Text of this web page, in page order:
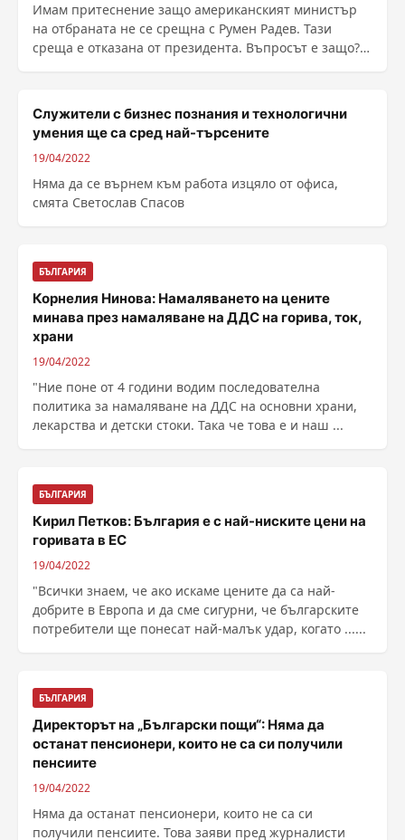
Имам притеснение защо американският министър
на отбраната не се срещна с Румен Радев. Тази
среща е отказана от президента. Въпросът е защо?
Служители с бизнес познания и технологични
умения ще са сред най-търсените
19/04/2022
Няма да се върнем към работа изцяло от офиса,
смята Светослав Спасов
БЪЛГАРИЯ
Корнелия Нинова: Намаляването на цените
минава през намаляване на ДДС на горива, ток,
храни
19/04/2022
"Ние поне от 4 години водим последователна
политика за намаляване на ДДС на основни храни,
лекарства и детски стоки. Така че това е и наш ...
БЪЛГАРИЯ
Кирил Петков: България е с най-ниските цени на
горивата в ЕС
19/04/2022
"Всички знаем, че ако искаме цените да са най-
добрите в Европа и да сме сигурни, че българските
потребители ще понесат най-малък удар, когато ......
БЪЛГАРИЯ
Директорът на „Български пощи“: Няма да
останат пенсионери, които не са си получили
пенсиите
19/04/2022
Няма да останат пенсионери, които не са си
получили пенсиите. Това заяви пред журналисти